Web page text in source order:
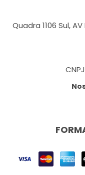
Quadra 1106 Sul, AV